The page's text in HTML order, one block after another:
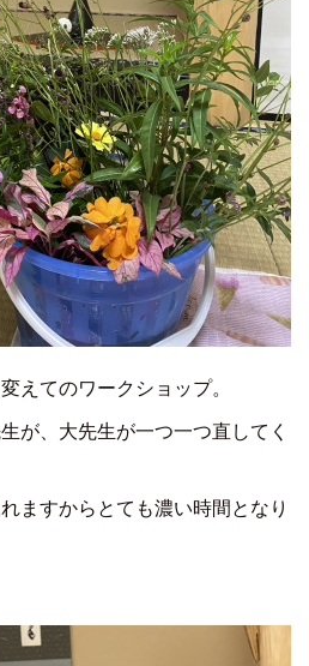
えてのワークショップ。
が、大先生が一つ一つ直してく
ますからとても濃い時間となり